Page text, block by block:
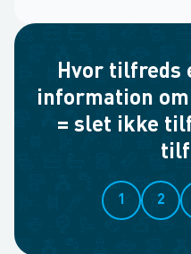
Hvor tilfreds
information
= slet ikke
1 2